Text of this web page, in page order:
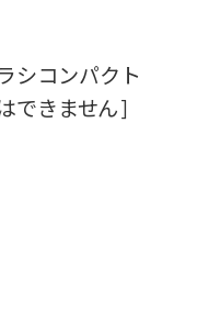
シコンパクト
できません]